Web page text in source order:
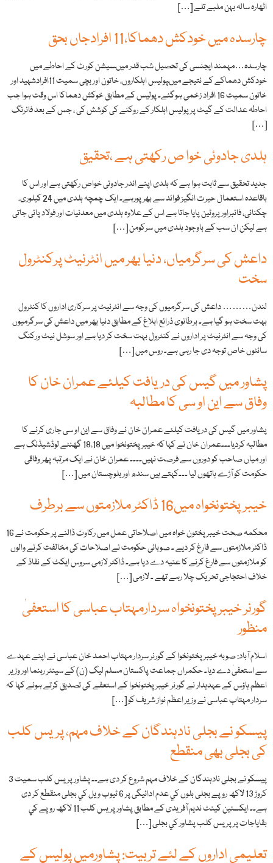
اٹھارہ سالہ بہن ملبے تلے […]
چارسدہ میں خودکش دھماکا،11 افرادجاں بحق
چارسدہ…مہمند ایجنسی کی تحصیل شب قدر میںسیشن کورٹ کے احاطے میں
خودکش دھماکے کے نتیجے میںپولیس اہلکاروں، خاتون اور بچی سمیت 11افرادشہید اور
خاتون سمیت 16 افراد زخمی ہوگئے۔ پولیس کے مطابق خوکش دھماکا اس وقت ہوا جب
احاطہ عدالت کے گیٹ پر پولیس اہلکار کے روکنے کی کوشش کی ، جس کے بعد فائرنگ
[…]
ہلدی جادوئی خوا ص رکھتی ہے ،تحقیق
جدید تحقیق سے ثابت ہوا ہے کہ ہلدی اپنے اندر جادوئی خواص رکھتی ہے اور اس کا
باقاعدہ استعمال حیرت انگیز فوائد سے بھرپورہے۔ ایک چمچہ ہلدی میں 24 کیلوری،
چکنائی، فائبراور پروٹین پایا جاتا ہے اس کے علاوہ ہلدی میں معدنیات اور فولاد پائی جاتی
ہے لیکن ان سب کے باوجود ہلدی میں سرکومن […]
داعش کی سرگرمیاں، دنیا بھر میں انٹرنیٹ پرکنٹرول
سخت
لندن……… داعش کی سرگرمیوں کی وجہ سے انٹرنیٹ پر سرکاری اداروں کا کنٹرول
بہت سخت ہو گیا ہے۔ برطانوی ذرائع ابلاغ کے مطابق دنیا بھر میں داعش کی سرگرمیوں
کی وجہ سے انٹرنیٹ پر اداروں نے کنٹرول بہت سخت کر دیا ہے اور سوشل نیٹ ورکنگ
سائٹوں خاص توجہ دی جا رہی ہے۔ روس میں […]
پشاور ميں گيس کی دريافت کيلئے عمران خان کا
وفاق سے اين او سی کا مطالبہ
پشاور ميں گيس کی دريافت کيلئے عمران خان نے وفاق سے اين او سی جاری کرنے کا
مطالبہ کرديا۔۔۔عمران خان نے کہا کہ خيبرپختونخوا ميں 18،18 گھنٹے لوڈشيڈنگ ہے
اور مياں صاحب کو دوروں سے فرصت نہيں۔۔۔۔ عمران خان نے ايک مرتبہ پھر وفاقی
حکومت کو آڑے ہاتھوں ليا ۔۔۔کہتے ہيں سندھ اور بلوچستان ميں […]
خیبرپختونخواہ میں16 ڈاکٹر ملازمتوں سے برطرف
محکمہ صحت خیبر پختون خواہ میں اصلاحاتی عمل میں رکاوٹ ڈالنے پر حکومت نے 16
ڈاکٹر ملازمتوں سے فارغ کر دیے ۔ صوبائی حکومت نے اصلاحات کی مخالفت کرنے والوں
کو ملازمتوں سے فارغ کرنے کا عنیہ دے دیا ہے۔ ڈاکٹر لازمی سروس ایکٹ کے نفاذ کے
خلاف احتجاجی تحریک چلا رہے تھے ۔ لازمی […]
گورنر خیبر پختونخواہ سردارمہتاب عباسی کا استعفیٰ
منظور
اسلام آباد: صوبہ خیبر پختونخوا کے گورنر سردار مہتاب احمد خان عباسی نے اپنے عہدے
سے استعفیٰ دے دیا۔ حکمراں جماعت پاکستان مسلم لیگ (ن) کے سینئر رہنما اور وزیر
اعظم ہاؤس کے عہدیدار نے گورنر خیبر پختونخوا کے استعفے کی تصدیق کرتے ہوئے کہا کہ
سردار مہتاب عباسی نے وزیر اعظم نواز شریف کو […]
پيسکو نے بجلی نادہندگان کے خلاف مہم، پریس کلب
کی بجلی بھی منقطع
پيسکو نے بجلی نادہندگان کے خلاف مہم شروع کر دی ہے۔۔ پشاور پريس کلب سميت 3
کروڑ 13 لاکھ روپے بجلی بلوں کي عدم ادائيگی پر 6 ٹيوب ويل کي بجلی منقطع کر دی
ہے۔۔ ايکسئين کينٹ نديم آفريدی کے مطابق پشاور پريس کلب 11 لاکھ روپے کي
بقاياجات پر پريس کلب پشاور کي بجلی […]
تعلیمی اداروں کے لئے تربیت: پشاورميں پوليس کے